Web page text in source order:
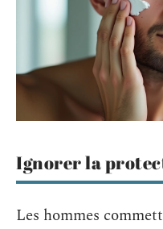
Ignorer la
Les hommes